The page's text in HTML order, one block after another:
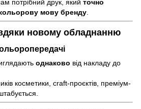
потрібний друк, який точно
мову бренду
новому обладнанню
однаково від накладу до
косметики, craft-проєктів, преміум-